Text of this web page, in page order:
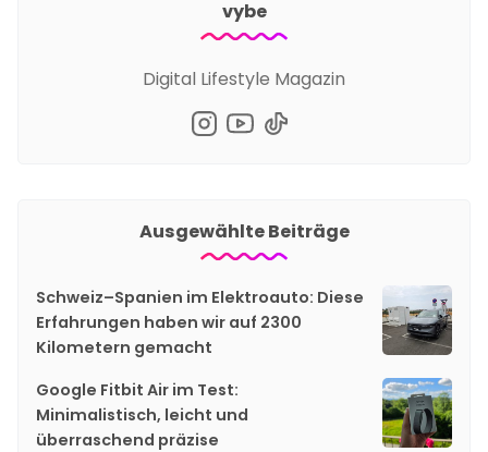
vybe
Digital Lifestyle Magazin
Ausgewählte Beiträge
Schweiz–Spanien im Elektroauto: Diese
Erfahrungen haben wir auf 2300
Kilometern gemacht
Google Fitbit Air im Test:
Minimalistisch, leicht und
überraschend präzise